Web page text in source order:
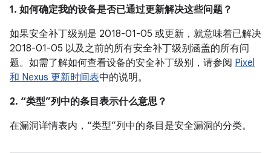
1. 如何确定我的设备是否已通过更新解决这些问题？
如果安全补丁级别是 2018-01-05 或更新，就意味着已解决
2018-01-05 以及之前的所有安全补丁级别涵盖的所有问
题。如需了解如何查看设备的安全补丁级别，请参阅 Pixel
和 Nexus 更新时间表中的说明。
2. “类型”列中的条目表示什么意思？
在漏洞详情表内，“类型”列中的条目是安全漏洞的分类。